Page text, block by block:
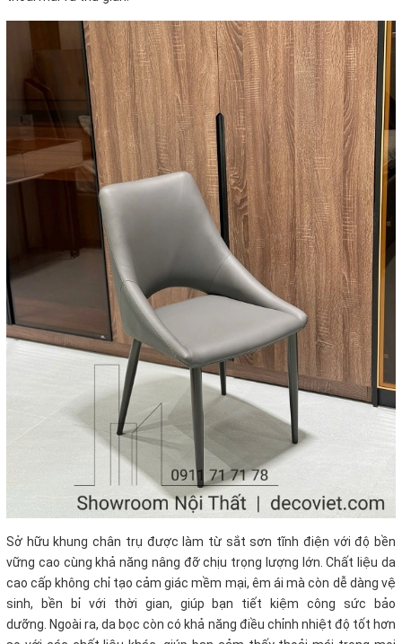
Sở hữu khung chân trụ được làm từ sắt sơn tĩnh điện với độ bền
vững cao cùng khả năng nâng đỡ chịu trọng lượng lớn. Chất liệu da
cao cấp không chỉ tạo cảm giác mềm mại, êm ái mà còn dễ dàng vệ
sinh, bền bỉ với thời gian, giúp bạn tiết kiệm công sức bảo
dưỡng. Ngoài ra, da bọc còn có khả năng điều chỉnh nhiệt độ tốt hơn